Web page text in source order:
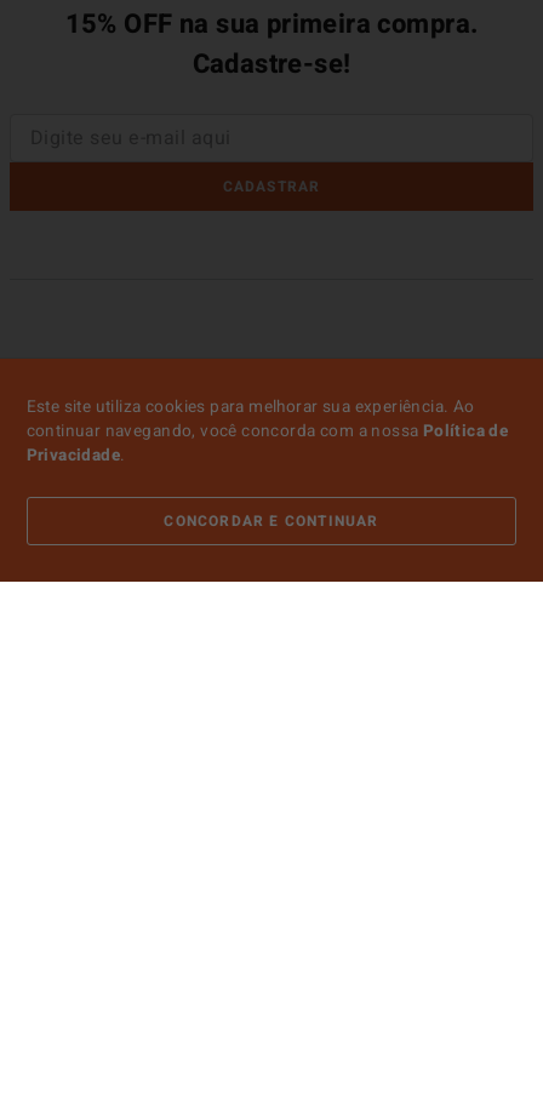
15% OFF na sua primeira compra.
Cadastre-se!
CADASTRAR
Este site utiliza cookies para melhorar sua experiência. Ao
continuar navegando, você concorda com a nossa Política de
Privacidade.
CONCORDAR E CONTINUAR